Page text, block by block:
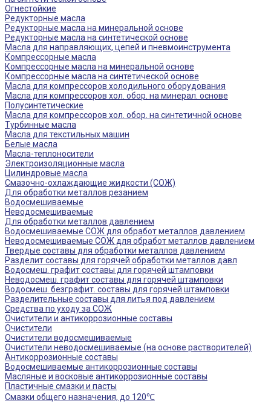
Огнестойкие
Редукторные масла
Редукторные масла на минеральной основе
Редукторные масла на синтетической основе
Масла для направляющих, цепей и пневмоинструмента
Компрессорные масла
Компрессорные масла на минеральной основе
Компрессорные масла на синтетической основе
Масла для компрессоров холодильного оборудования
Масла для компрессоров хол. обор. на минерал. основе
Полусинтетические
Масла для компрессоров хол. обор. на синтетичной основе
Турбинные масла
Масла для текстильных машин
Белые масла
Масла-теплоносители
Электроизоляционные масла
Цилиндровые масла
Смазочно-охлаждающие жидкости (СОЖ)
Для обработки металлов резанием
Водосмешиваемые
Неводосмешиваемые
Для обработки металлов давлением
Водосмешиваемые СОЖ для обработ металлов давлением
Неводосмешиваемые СОЖ для обработ металлов давлением
Твердые составы для обработки металлов давлением
Разделит составы для горячей обработки металлов давл
Водосмеш. графит составы для горячей штамповки
Неводосмеш. графит составы для горячей штамповки
Водосмеш. безграфит. составы для горячей штамповки
Разделительные составы для литья под давлением
Средства по уходу за СОЖ
Очистители и антикоррозионные составы
Очистители
Очистители водосмешиваемые
Очистители неводосмешиваемые (на основе растворителей)
Антикоррозионные составы
Водосмешиваемые антикоррозионные составы
Масляные и восковые антикоррозионные составы
Пластичные смазки и пасты
Смазки общего назначения, до 120℃